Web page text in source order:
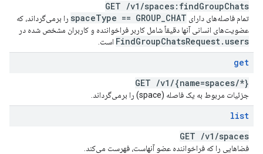
GET /v1 /spaces:findGroupChats
تمام فاصله‌های دارای spaceType == GROUP CHAT
را برمی‌گرداند، که
عضویت‌های انسانی آنها دقیقاً شامل کاربر فراخواننده و کاربران مشخص شده در
FindGroupChatsRequest. users است.
get
GET /v1 /{name=spaces/*}
جزئیات مربوط به یک فاصله (space) را برمی‌گرداند.
list
GET /v1 /spaces
فضاهایی را که فراخواننده عضو آنهاست، فهرست می‌کند.